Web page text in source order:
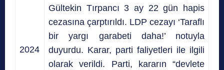
2024
Gültekin Tırpancı 3 ay 22 gün hapis
cezasına çarptırıldı. LDP cezayı ‘Taraflı
bir yargı garabeti daha!’ notuyla
duyurdu. Karar, parti faliyetleri ile ilgili
olarak verildi. Parti, kararın “devlete